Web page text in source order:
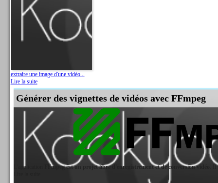
extraire une image d'une vidéo...
Lire la suite
Générer des vignettes de vidéos avec FFmpeg
L'application FFmpeg est un projet libre d'enregistrement et de conversion vidéo
.